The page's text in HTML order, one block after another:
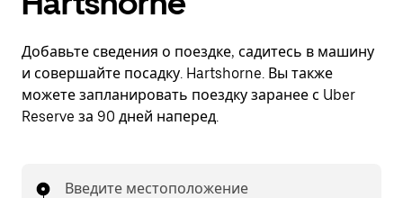
Добавьте сведения о поездке, садитесь в машину
и совершайте посадку. Hartshorne. Вы также
можете запланировать поездку заранее с Uber
Reserve за 90 дней наперед.
Введите местоположение